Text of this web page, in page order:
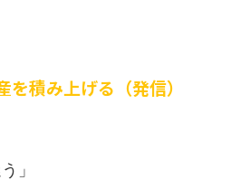
積み上げる（発信）
」